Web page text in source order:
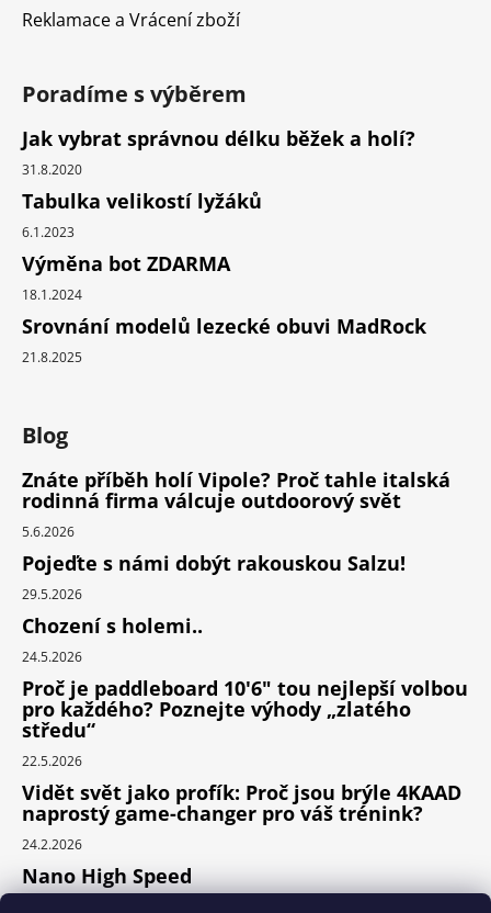
Reklamace a Vrácení zboží
Poradíme s výběrem
Jak vybrat správnou délku běžek a holí?
31.8.2020
Tabulka velikostí lyžáků
6.1.2023
Výměna bot ZDARMA
18.1.2024
Srovnání modelů lezecké obuvi MadRock
21.8.2025
Blog
Znáte příběh holí Vipole? Proč tahle italská
rodinná firma válcuje outdoorový svět
5.6.2026
Pojeďte s námi dobýt rakouskou Salzu!
29.5.2026
Chození s holemi..
24.5.2026
Proč je paddleboard 10'6" tou nejlepší volbou
pro každého? Poznejte výhody „zlatého
středu“
22.5.2026
Vidět svět jako profík: Proč jsou brýle 4KAAD
naprostý game-changer pro váš trénink?
24.2.2026
Nano High Speed